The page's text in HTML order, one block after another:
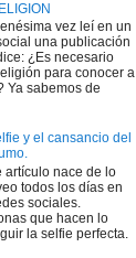
vez leí en un
una publicación
¿Es necesario
para conocer a
Ya sabemos de
y el cansancio del
artículo nace de lo
todos los días en
sociales.
que hacen lo
la selfie perfecta.